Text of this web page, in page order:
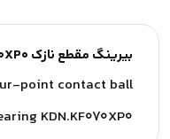
بیرینگ مقطع نازک SKF KDN.KF070XP0
point contact ball
KDN.KF070XP0